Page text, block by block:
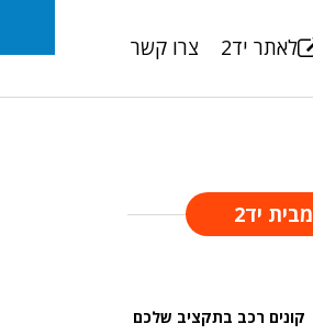
לאתר יד2 צרו קשר
מבית יד2
קונים רכב בתקציב שלכם